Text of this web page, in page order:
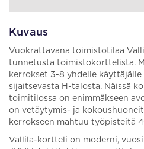
Kuvaus
Vuokrattavana toimistotilaa
tunnetusta toimistokorttelista.
kerrokset 3-8 yhdelle käyttäjälle
sijaitsevasta H-talosta. Näissä
toimitilossa on enimmäkseen
on vetäytymis- ja
kerrokseen mahtuu työpisteitä
Vallila-kortteli on moderni,